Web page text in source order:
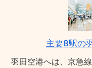
主要8駅の
羽田空港へは、京急